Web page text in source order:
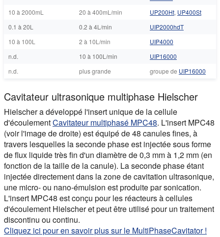
10 à 2000mL
20 à 400mL/min UP200Ht, UP400St
0.1 à 20L
0.2 à 4L/min
UIP2000hdT
10 à 100L
2 à 10L/min
UIP4000
n.d.
10 à 100L/min
UIP16000
n.d.
plus grande groupe de UIP16000
Cavitateur ultrasonique multiphase Hielscher
Hielscher a développé l'insert unique de la cellule
d'écoulementCavitateur multiphasé MPC48. L'insert MPC48
(voir l'image de droite) est équipé de 48 canules fines, à
travers lesquelles la seconde phase est injectée sous forme
de flux liquide très fin d'un diamètre de 0,3 mm à 1,2 mm (en
fonction de la taille de la canule). La seconde phase étant
injectée directement dans la zone de cavitation ultrasonique,
une micro- ou nano-émulsion est produite par sonication.
L'insert MPC48 est conçu pour les réacteurs à cellules
d'écoulement Hielscher et peut être utilisé pour un traitement
discontinu ou continu.
Cliquez ici pour en savoir plus sur le MultiPhaseCavitator !